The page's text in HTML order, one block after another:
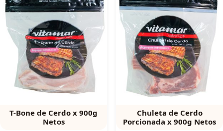
T-Bone de Cerdo x 900g
Netos
Chuleta de Cerdo
Porcionada x 900g Netos